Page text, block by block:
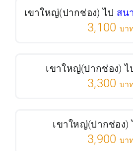
เขาใหญ่(ปากช่อง) ไป สน
3,100 บา
เขาใหญ่(ปากช่อง) ไ
3,300 บา
เขาใหญ่(ปากช่อง)
3,900 บา